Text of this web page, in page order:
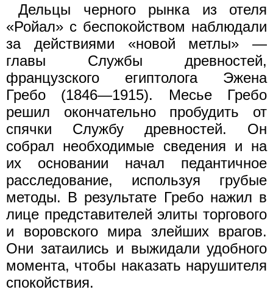
Дельцы черного рынка из отеля
«Ройал» с беспокойством наблюдали
за действиями «новой метлы» —
главы Службы древностей,
французского египтолога Эжена
Гребо (1846—1915). Месье Гребо
решил окончательно пробудить от
спячки Службу древностей. Он
собрал необходимые сведения и на
их основании начал педантичное
расследование, используя грубые
методы. В результате Гребо нажил в
лице представителей элиты торгового
и воровского мира злейших врагов.
Они затаились и выжидали удобного
момента, чтобы наказать нарушителя
спокойствия.